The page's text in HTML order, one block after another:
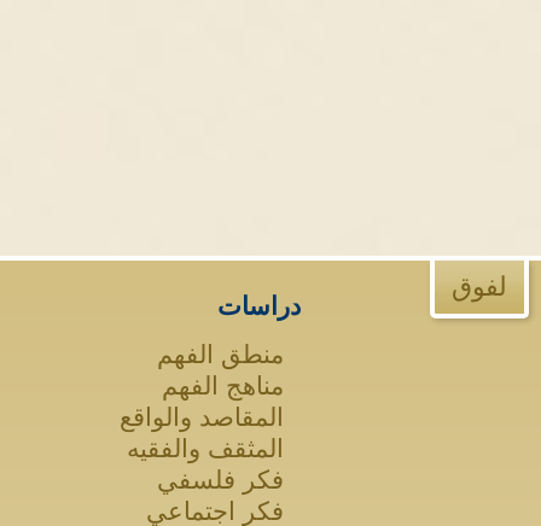
لفوق
دراسات
منطق الفهم
مناهج الفهم
المقاصد والواقع
المثقف والفقيه
فكر فلسفي
فكر اجتماعي